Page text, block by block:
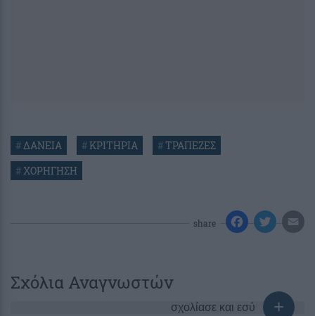
#ΔΑΝΕΙΑ #ΚΡΙΤΗΡΙΑ # ΤΡΑΠΕΖΕΣ
#ΧΟΡΗΓΗΣΗ
share
Σχόλια Αναγνωστών
σχολίασε και εσύ